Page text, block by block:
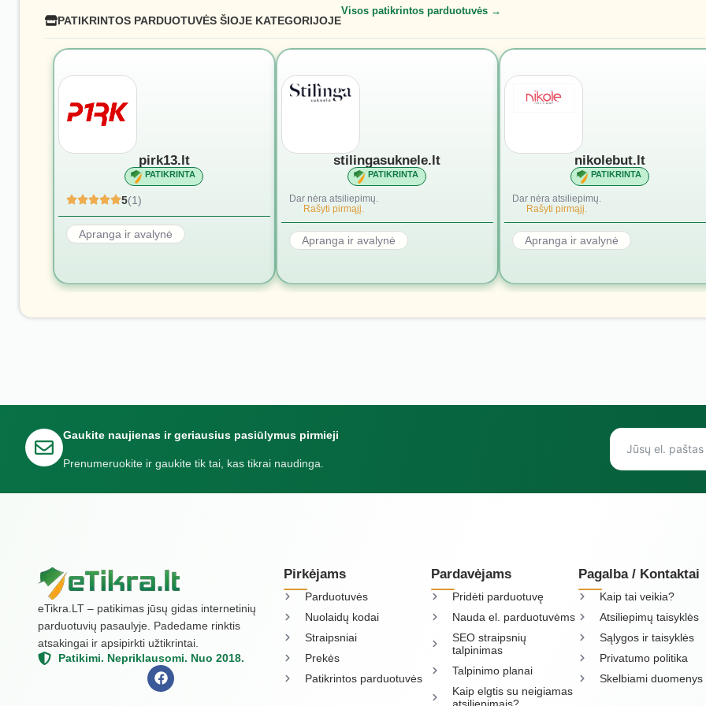
PATIKRINTOS PARDUOTUVĖS ŠIOJE KATEGORIJOJE
Visos patikrintos parduotuvės →
pirk13.lt
PATIKRINTA
5(1)
Apranga ir avalynė
stilingasuknele.lt
PATIKRINTA
Dar nėra atsiliepimų.
Rašyti pirmąjį.
Apranga ir avalynė
nikolebut.lt
PATIKRINTA
Dar nėra atsiliepimų.
Rašyti pirmąjį.
Apranga ir avalynė
Gaukite naujienas ir geriausius pasiūlymus pirmieji
Prenumeruokite ir gaukite tik tai, kas tikrai naudinga.
eTikra.LT – patikimas jūsų gidas internetinių
parduotuvių pasaulyje. Padedame rinktis
atsakingai ir apsipirkti užtikrintai.
Patikimi. Nepriklausomi. Nuo 2018.
Pirkėjams
Parduotuvės
Nuolaidų kodai
Straipsniai
Prekės
Patikrintos parduotuvės
Pardavėjams
Pridėti parduotuvę
Nauda el. parduotuvėms
SEO straipsnių
talpinimas
Talpinimo planai
Kaip elgtis su neigiamas
atsiliepimais?
Pagalba / Kontaktai
Kaip tai veikia?
Atsiliepimų taisyklės
Sąlygos ir taisyklės
Privatumo politika
Skelbiami duomenys